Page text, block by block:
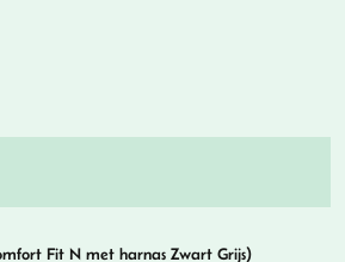
Fit N met harnas Zwart Grijs)